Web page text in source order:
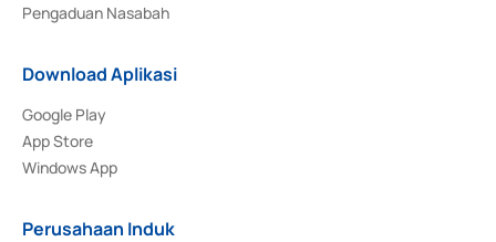
Pengaduan Nasabah
Download Aplikasi
Google Play
App Store
Windows App
Perusahaan Induk